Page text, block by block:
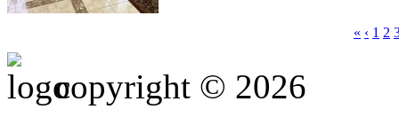
« ‹ 1 2
copyright © 2026